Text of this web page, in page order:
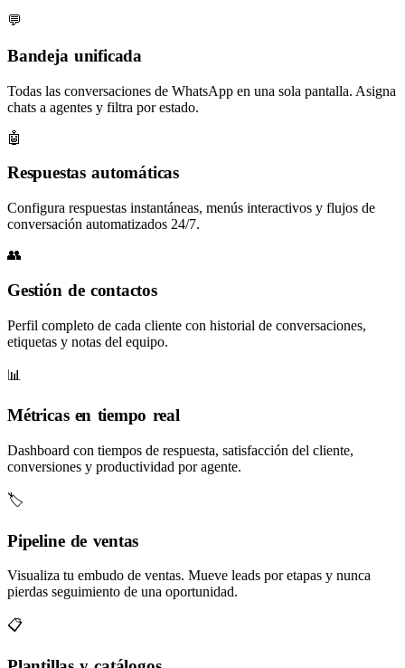
💬
Bandeja unificada
Todas las conversaciones de WhatsApp en una sola pantalla. Asigna
chats a agentes y filtra por estado.
🤖
Respuestas automáticas
Configura respuestas instantáneas, menús interactivos y flujos de
conversación automatizados 24/7.
👥
Gestión de contactos
Perfil completo de cada cliente con historial de conversaciones,
etiquetas y notas del equipo.
📊
Métricas en tiempo real
Dashboard con tiempos de respuesta, satisfacción del cliente,
conversiones y productividad por agente.
🏷️
Pipeline de ventas
Visualiza tu embudo de ventas. Mueve leads por etapas y nunca
pierdas seguimiento de una oportunidad.
📋